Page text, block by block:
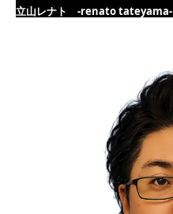
立山レナト -renato tateyama-